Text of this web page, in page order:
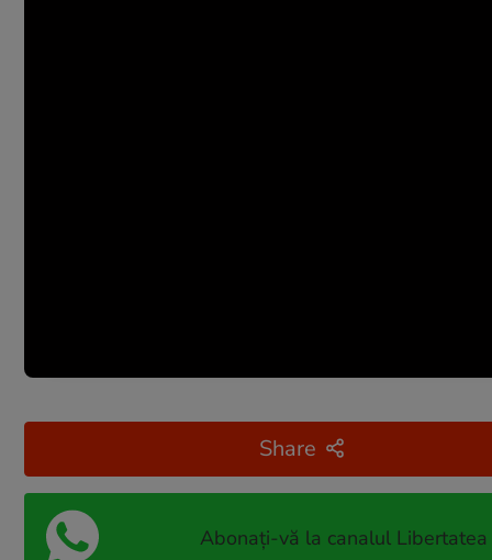
Share
Abonați-vă la canalul